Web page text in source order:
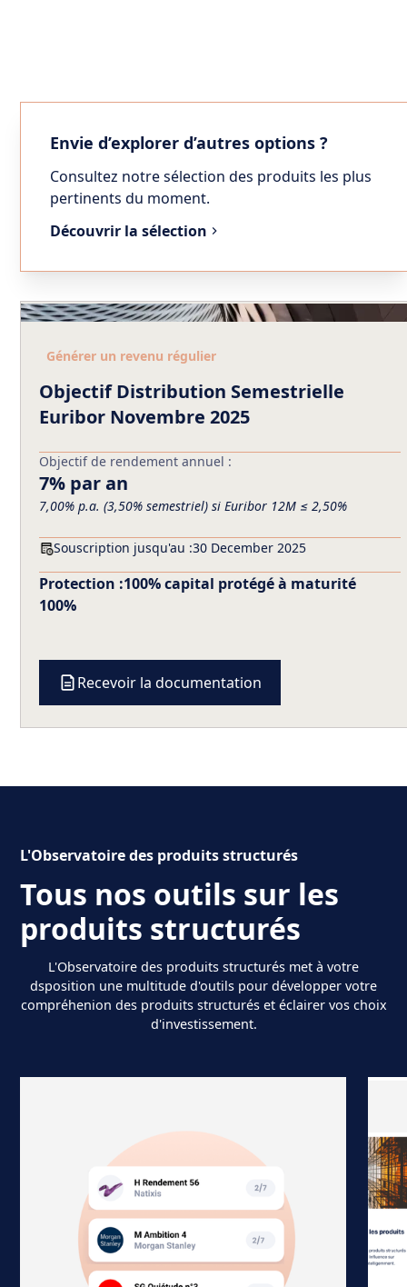
Envie d’explorer d’autres options ?
Consultez notre sélection des produits les plus
pertinents du moment.
Découvrir la sélection
Générer un revenu régulier
Objectif Distribution Semestrielle
Euribor Novembre 2025
Objectif de rendement annuel :
7% par an
7,00% p.a. (3,50% semestriel) si Euribor 12M ≤ 2,50%
Souscription jusqu'au :30 December 2025
Protection :100% capital protégé à maturité
100%
Recevoir la documentation
L'Observatoire des produits structurés
Tous nos outils sur les
produits structurés
L'Observatoire des produits structurés met à votre
dsposition une multitude d'outils pour développer votre
compréhenion des produits structurés et éclairer vos choix
d'investissement.